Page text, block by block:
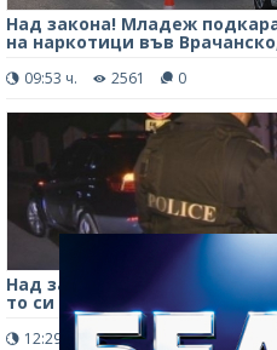
Над закона! Младеж
на наркотици във
09:53 ч. 2561 0
Над закона! Мъж седна
то си във Врачанско,
12:29 ч. 2104 0